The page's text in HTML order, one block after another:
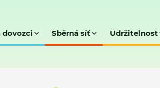
dovozci Sběrná síť Udržitelnost